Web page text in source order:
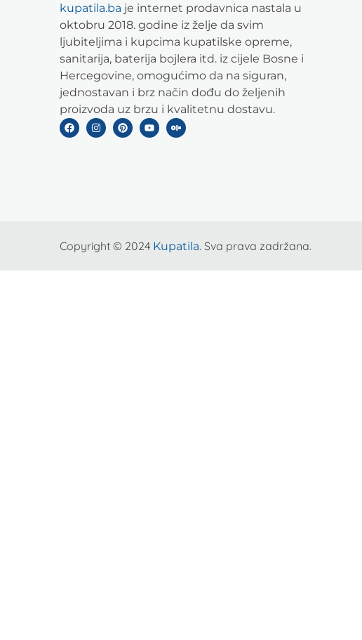
kupatila.ba je internet prodavnica nastala u
oktobru 2018. godine iz želje da svim
ljubiteljima i kupcima kupatilske opreme,
sanitarija, baterija bojlera itd. iz cijele Bosne i
Hercegovine, omogućimo da na siguran,
jednostavan i brz način dođu do željenih
proizvoda uz brzu i kvalitetnu dostavu.
Copyright © 2024 Kupatila. Sva prava zadržana.